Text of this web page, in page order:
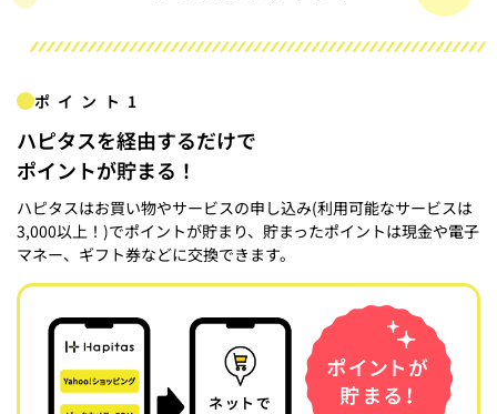
ポイント1
ハピタスを経由するだけで
ポイントが貯まる！
ハピタスはお買い物やサービスの申し込み(利用可能なサービスは
3,000以上！)でポイントが貯まり、貯まったポイントは現金や電子
マネー、ギフト券などに交換できます。